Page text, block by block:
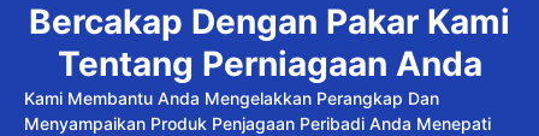
Bercakap Dengan Pakar Kami
Tentang Perniagaan Anda
Kami Membantu Anda Mengelakkan Perangkap Dan
Menyampaikan Produk Penjagaan Peribadi Anda Menepati